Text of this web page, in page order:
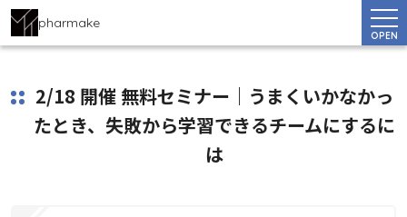
pharmake
OPEN
2/18 開催 無料セミナー｜うまくいかなかっ
たとき、失敗から学習できるチームにするに
は